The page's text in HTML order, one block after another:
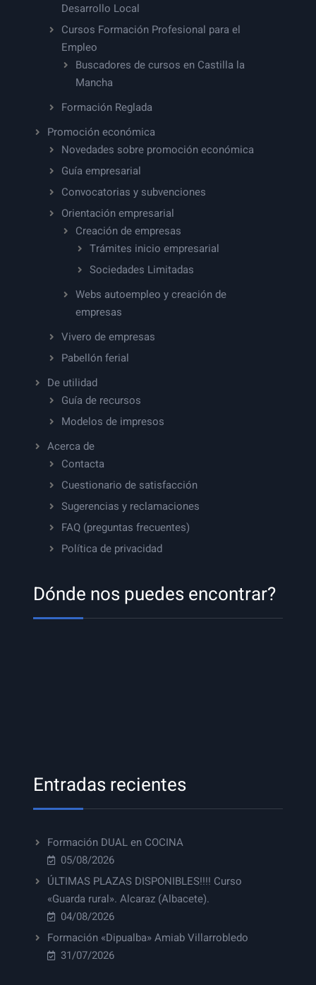
Desarrollo Local
Cursos Formación Profesional para el
Empleo
Buscadores de cursos en Castilla la
Mancha
Formación Reglada
Promoción económica
Novedades sobre promoción económica
Guía empresarial
Convocatorias y subvenciones
Orientación empresarial
Creación de empresas
Trámites inicio empresarial
Sociedades Limitadas
Webs autoempleo y creación de
empresas
Vivero de empresas
Pabellón ferial
De utilidad
Guía de recursos
Modelos de impresos
Acerca de
Contacta
Cuestionario de satisfacción
Sugerencias y reclamaciones
FAQ (preguntas frecuentes)
Política de privacidad
Dónde nos puedes encontrar?
Entradas recientes
Formación DUAL en COCINA
05/08/2026
ÚLTIMAS PLAZAS DISPONIBLES!!!! Curso
«Guarda rural». Alcaraz (Albacete).
04/08/2026
Formación «Dipualba» Amiab Villarrobledo
31/07/2026